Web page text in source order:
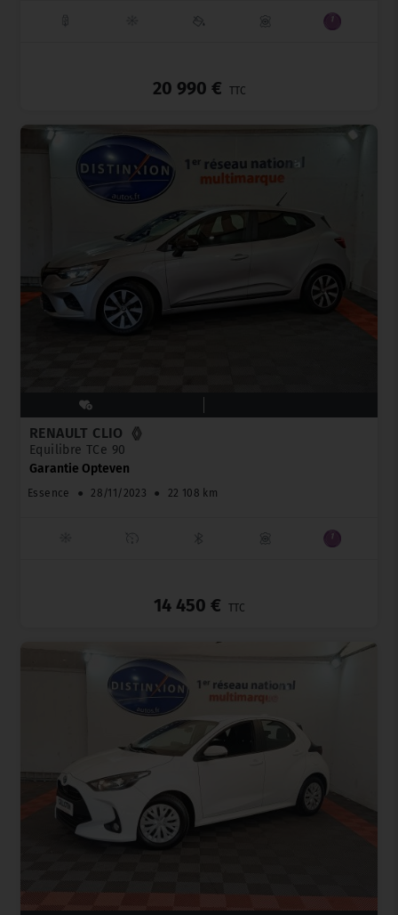
20 990 € TTC
RENAULT CLIO
Equilibre TCe 90
Garantie Opteven
Essence ● 28/11/2023 ● 22 108 km
14 450 € TTC